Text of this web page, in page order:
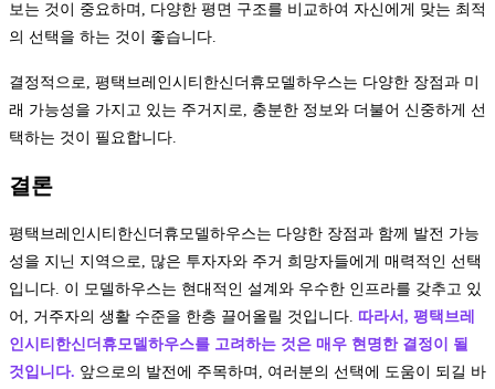
보는 것이 중요하며, 다양한 평면 구조를 비교하여 자신에게 맞는 최적
의 선택을 하는 것이 좋습니다.
결정적으로, 평택브레인시티한신더휴모델하우스는 다양한 장점과 미
래 가능성을 가지고 있는 주거지로, 충분한 정보와 더불어 신중하게 선
택하는 것이 필요합니다.
결론
평택브레인시티한신더휴모델하우스는 다양한 장점과 함께 발전 가능
성을 지닌 지역으로, 많은 투자자와 주거 희망자들에게 매력적인 선택
입니다. 이 모델하우스는 현대적인 설계와 우수한 인프라를 갖추고 있
어, 거주자의 생활 수준을 한층 끌어올릴 것입니다. 따라서, 평택브레
인시티한신더휴모델하우스를 고려하는 것은 매우 현명한 결정이 될
것입니다. 앞으로의 발전에 주목하며, 여러분의 선택에 도움이 되길 바